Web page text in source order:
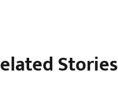
Stories